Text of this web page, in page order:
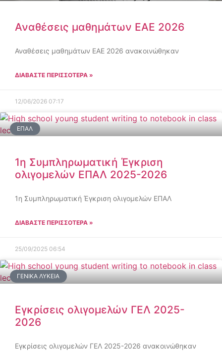
Αναθέσεις μαθημάτων ΕΑΕ 2026
Αναθέσεις μαθημάτων ΕΑΕ 2026 ανακοινώθηκαν
ΔΙΑΒΑΣΤΕ ΠΕΡΙΣΣΟΤΕΡΑ »
12/06/2026 07:17
ΕΠΑΛ
1η Συμπληρωματική Έγκριση
ολιγομελών ΕΠΑΛ 2025-2026
1η Συμπληρωματική Έγκριση ολιγομελών ΕΠΑΛ
ΔΙΑΒΑΣΤΕ ΠΕΡΙΣΣΟΤΕΡΑ »
25/09/2025 06:54
ΓΕΝΙΚΆ ΛΎΚΕΙΑ
Εγκρίσεις ολιγομελών ΓΕΛ 2025-
2026
Εγκρίσεις ολιγομελών ΓΕΛ 2025-2026 ανακοινώθηκαν